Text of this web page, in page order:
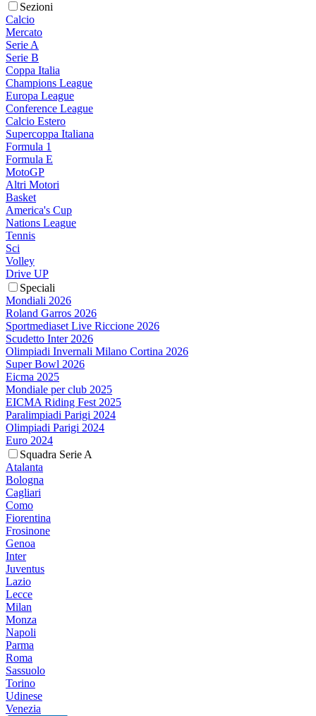
Sezioni
Calcio
Mercato
Serie A
Serie B
Coppa Italia
Champions League
Europa League
Conference League
Calcio Estero
Supercoppa Italiana
Formula 1
Formula E
MotoGP
Altri Motori
Basket
America's Cup
Nations League
Tennis
Sci
Volley
Drive UP
Speciali
Mondiali 2026
Roland Garros 2026
Sportmediaset Live Riccione 2026
Scudetto Inter 2026
Olimpiadi Invernali Milano Cortina 2026
Super Bowl 2026
Eicma 2025
Mondiale per club 2025
EICMA Riding Fest 2025
Paralimpiadi Parigi 2024
Olimpiadi Parigi 2024
Euro 2024
Squadra Serie A
Atalanta
Bologna
Cagliari
Como
Fiorentina
Frosinone
Genoa
Inter
Juventus
Lazio
Lecce
Milan
Monza
Napoli
Parma
Roma
Sassuolo
Torino
Udinese
Venezia